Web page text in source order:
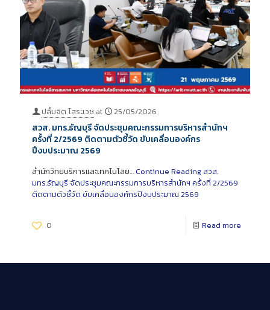
ปลื้มจิต โสระเวช at 25/05/2026
สวส. มทร.ธัญบุรี จัดประชุมคณะกรรมการบริหารสำนักฯ
ครั้งที่ 2/2569 ติดตามตัวชี้วัด ขับเคลื่อนองค์กร
ปีงบประมาณ 2569
สำนักวิทยบริการและเทคโนโลย… Continue Reading สวส.
มทร.ธัญบุรี จัดประชุมคณะกรรมการบริหารสำนักฯ ครั้งที่ 2/2569
ติดตามตัวชี้วัด ขับเคลื่อนองค์กรปีงบประมาณ 2569
0 Read more